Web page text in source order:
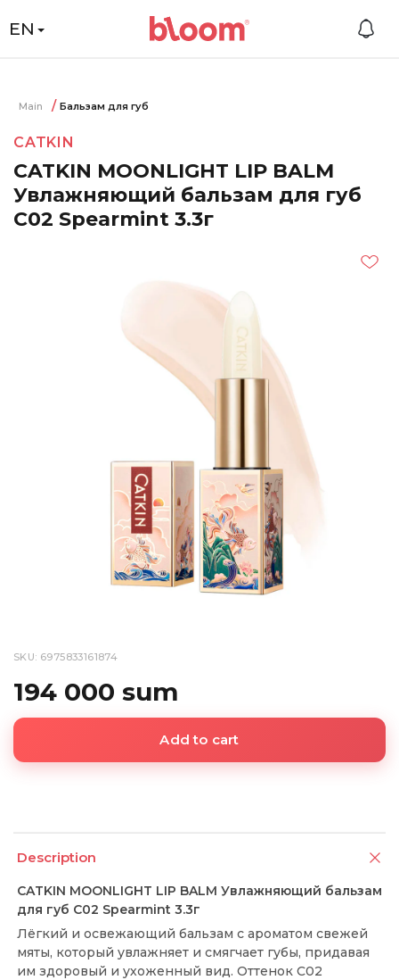
EN
Main Бальзам для губ
CATKIN
CATKIN MOONLIGHT LIP BALM
Увлажняющий бальзам для губ
C02 Spearmint 3.3г
SKU: 6975833161874
194 000 sum
Add to cart
Description
CATKIN MOONLIGHT LIP BALM Увлажняющий бальзам
для губ C02 Spearmint 3.3г
Лёгкий и освежающий бальзам с ароматом свежей
мяты, который увлажняет и смягчает губы, придавая
им здоровый и ухоженный вид. Оттенок C02